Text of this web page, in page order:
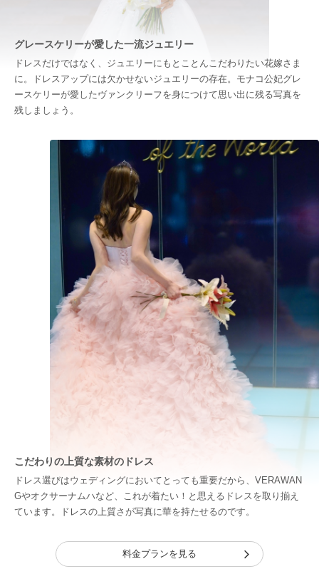
グレースケリーが愛した一流ジュエリー
ドレスだけではなく、ジュエリーにもとことんこだわりたい花嫁さま
に。ドレスアップには欠かせないジュエリーの存在。モナコ公妃グレ
ースケリーが愛したヴァンクリーフを身につけて思い出に残る写真を
残しましょう。
こだわりの上質な素材のドレス
ドレス選びはウェディングにおいてとっても重要だから、VERAWAN
Gやオクサーナムハなど、これが着たい！と思えるドレスを取り揃え
ています。ドレスの上質さが写真に華を持たせるのです。
料金プランを見る